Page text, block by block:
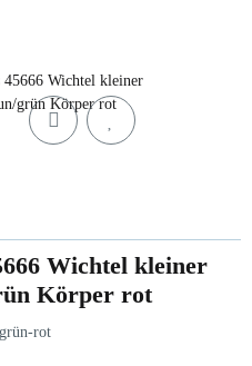
Wichtel kleiner
Körper rot
rot